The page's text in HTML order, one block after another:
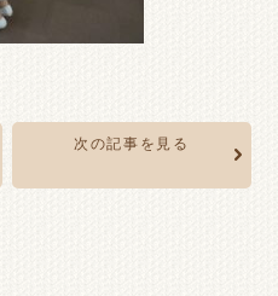
次の記事を見る